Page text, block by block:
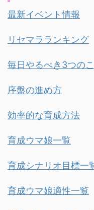
最新イベント情報
リセマラランキング
毎日やるべき3つの
序盤の進め方
効率的な育成方法
育成ウマ娘一覧
育成シナリオ目標一
育成ウマ娘適性一覧